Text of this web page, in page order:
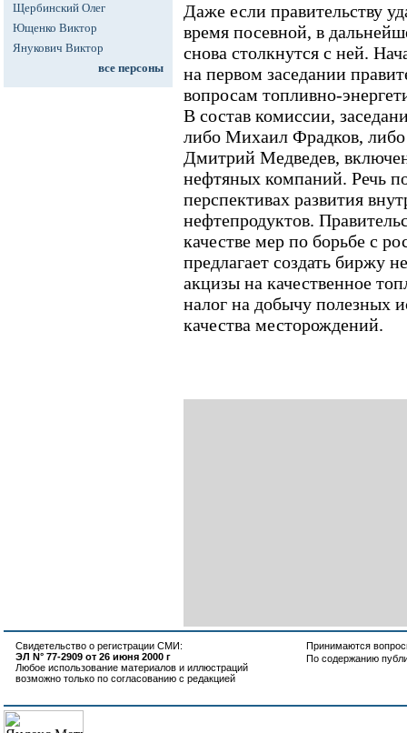
Щербинский Олег
Ющенко Виктор
Янукович Виктор
все персоны
Даже если правительству
время посевной, в
снова столкнутся с ней.
на первом заседании
вопросам топливно-
В состав комиссии,
либо Михаил Фрадков, либо
Дмитрий Медведев,
нефтяных компаний. Речь
перспективах развития
нефтепродуктов.
качестве мер по борьбе с
предлагает создать биржу
акцизы на качественное
налог на добычу полезных
качества месторождений.
Свидетельство о регистрации СМИ:
ЭЛ N° 77-2909 от 26 июня 2000 г
Любое использование материалов и иллюстраций
возможно только по согласованию с редакцией
Принимаются
По содержанию